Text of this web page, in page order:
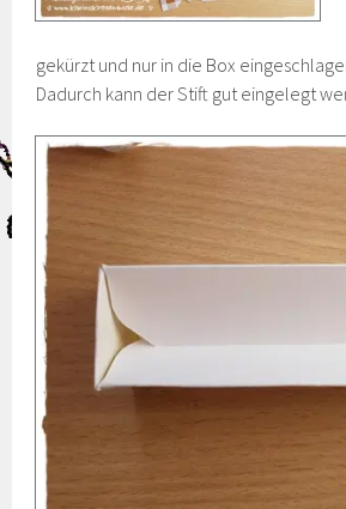
gekürzt und nur in die Box
Dadurch kann der Stift gut eingelegt